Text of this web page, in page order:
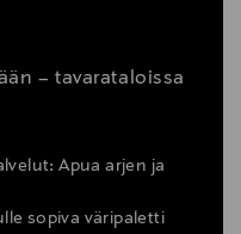
– tavarataloissa
Apua arjen ja
sopiva väripaletti